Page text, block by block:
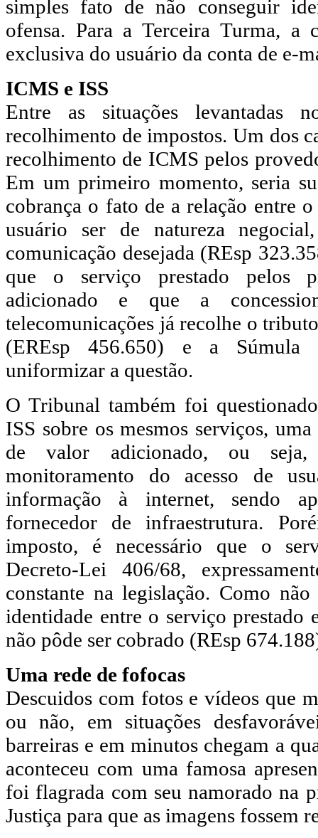
simples fato de não conseguir
ofensa. Para a Terceira Turma, a
exclusiva do usuário da conta de e-
ICMS e ISS
Entre as situações levantadas
recolhimento de impostos. Um dos
recolhimento de ICMS pelos
Em um primeiro momento, seria
cobrança o fato de a relação entre
usuário ser de natureza
comunicação desejada (REsp
que o serviço prestado pelos
adicionado e que a
telecomunicações já recolhe o
(EREsp 456.650) e a
uniformizar a questão.
O Tribunal também foi
ISS sobre os mesmos serviços,
de valor adicionado, ou
monitoramento do acesso de
informação à internet, sendo
fornecedor de infraestrutura.
imposto, é necessário que o
Decreto-Lei 406/68,
constante na legislação. Como
identidade entre o serviço prestado
não pôde ser cobrado (REsp
Uma rede de fofocas
Descuidos com fotos e vídeos que
ou não, em situações
barreiras e em minutos chegam a
aconteceu com uma famosa
foi flagrada com seu namorado na
Justiça para que as imagens fossem